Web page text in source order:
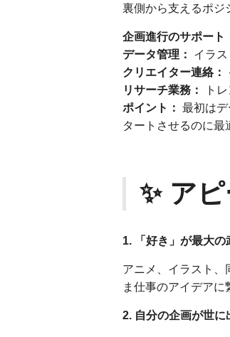
裏側から支えるポジ
企画進行のサポート
データ管理：
イラ
クリエイター連絡：
リサーチ業務：
ト
ポイント： 最初は
タートさせるのに最
✨ ア
1. 「好き」が最大の
アニメ、イラスト
ま仕事のアイデアに
2. 自分の企画が世に